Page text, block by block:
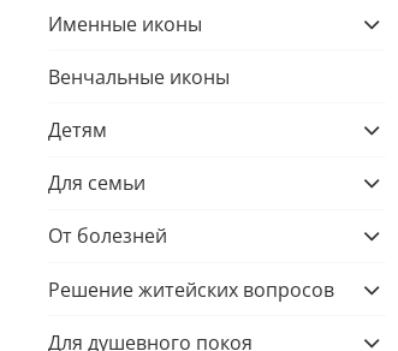
Именные иконы
Венчальные иконы
Детям
Для семьи
От болезней
Решение житейских вопросов
Для душевного покоя